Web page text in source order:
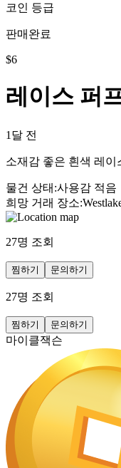
코인 등급
판매완료
$6
레이스 퍼
1달 전
소재감 좋은 흰색 레
물건 상태 :사용감 적음
희망 거래 장소:
27명 조회
찜하기 문의하기
27명 조회
찜하기 문의하기
마이클잭슨